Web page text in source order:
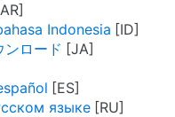
Indonesia
ロード
языке